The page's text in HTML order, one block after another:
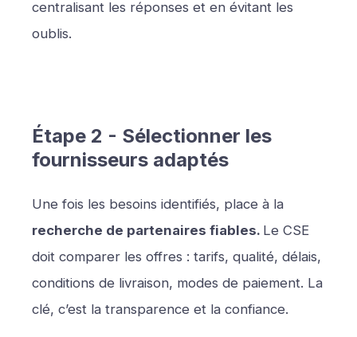
centralisant les réponses et en évitant les
oublis.
Étape 2 - Sélectionner les
fournisseurs adaptés
Une fois les besoins identifiés, place à la
recherche de partenaires fiables. Le CSE
doit comparer les offres : tarifs, qualité, délais,
conditions de livraison, modes de paiement. La
clé, c’est la transparence et la confiance.